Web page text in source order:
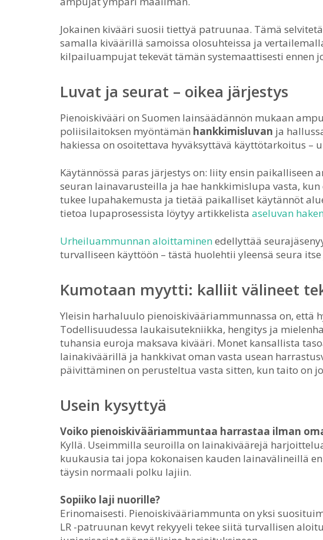
Jokainen kivääri suosii tiettyä patruunaa. Tämä
samalla kiväärillä samoissa olosuhteissa ja
kilpailuampujat tekevät tämän systemaattisesti ennen
Luvat ja seurat – oikea järjestys
Pienoiskivääri on Suomen lainsäädännön mukaan
poliisilaitoksen myöntämän hankkimisluvan ja
hakiessa on osoitettava hyväksyttävä käyttötarkoitus –
Käytännössä paras järjestys on: liity ensin paikalliseen
seuran lainavarusteilla ja hae hankkimislupa vasta, kun
tukee lupahakemusta ja tietää paikalliset käytännöt
tietoa lupaprosessista löytyy artikkelista aseluvan
Urheiluammunnan aloittaminenedellyttää
turvalliseen käyttöön – tästä huolehtii yleensä seura
Kumotaan myytti: kalliit välineet
Yleisin harhaluulo pienoiskivääriammunnassa on, että
Todellisuudessa laukaisutekniikka, hengitys ja
tuhansia euroja maksava kivääri. Monet kansallista
lainakiväärillä ja hankkivat oman vasta usean
päivittäminen on perusteltua vasta sitten, kun taito on
Usein kysyttyä
Voiko pienoiskivääriammuntaa harrastaa ilman
Kyllä. Useimmilla seuroilla on lainakiväärejä
kuukausia tai jopa kokonaisen kauden lainavälineillä
täysin normaali polku lajiin.
Sopiiko laji nuorille?
Erinomaisesti. Pienoiskivääriammunta on yksi
LR -patruunan kevyt rekyyeli tekee siitä turvallisen